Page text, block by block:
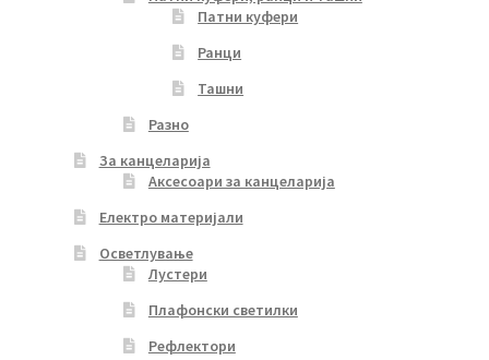
Патни куфери
Ранци
Ташни
Разно
За канцеларија
Аксесоари за канцеларија
Електро материјали
Осветлување
Лустери
Плафонски светилки
Рефлектори